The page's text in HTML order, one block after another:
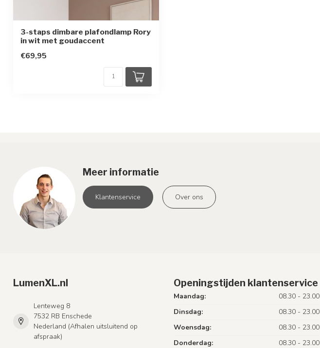
3-staps dimbare plafondlamp Rory
in wit met goudaccent
€69,95
Meer informatie
Klantenservice Over ons
LumenXL.nl
Lenteweg 8
7532 RB Enschede
Nederland (Afhalen uitsluitend op
afspraak)
Openingstijden klantenservice
Maandag:
08.30 - 23.00
Dinsdag:
08.30 - 23.00
Woensdag:
08.30 - 23.00
Donderdag:
08.30 - 23.00